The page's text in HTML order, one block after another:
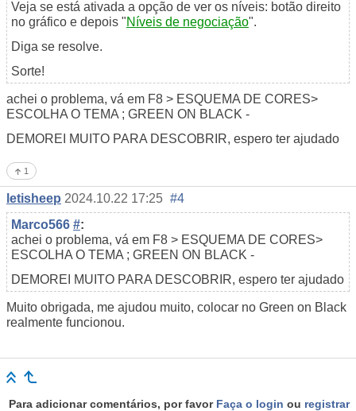
Veja se está ativada a opção de ver os níveis: botão direito
no gráfico e depois "Níveis de negociação".
Diga se resolve.
Sorte!
achei o problema, vá em F8 > ESQUEMA DE CORES>
ESCOLHA O TEMA ; GREEN ON BLACK -
DEMOREI MUITO PARA DESCOBRIR, espero ter ajudado
1
letisheep 2024.10.22 17:25 #4
Marco566 #:
achei o problema, vá em F8 > ESQUEMA DE CORES>
ESCOLHA O TEMA ; GREEN ON BLACK -
DEMOREI MUITO PARA DESCOBRIR, espero ter ajudado
Muito obrigada, me ajudou muito, colocar no Green on Black
realmente funcionou.
Para adicionar comentários, por favor Faça o login ou registrar